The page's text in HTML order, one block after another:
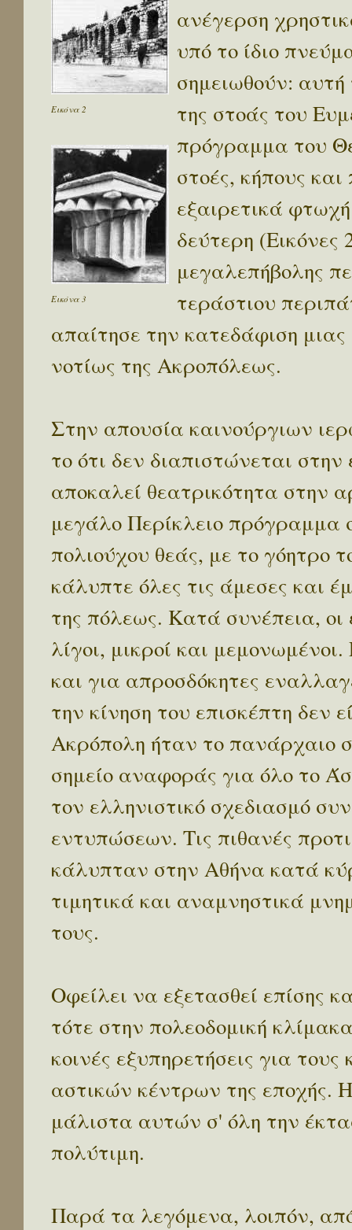
Εικόνα 2
Εικόνα 3
ανέγερση
υπό το ίδιο
σημειωθούν:
της στοάς του
πρόγραμμα του
στοές, κήπους
εξαιρετικά
δεύτερη (Εικόνες
μεγαλεπήβολης
τεράστιου
απαίτησε την κατεδάφιση
νοτίως της Ακροπόλεως.
Στην απουσία καινούργιων
το ότι δεν διαπιστώνεται
αποκαλεί θεατρικότητα στην
μεγάλο Περίκλειο πρόγραμμα
πολιούχου θεάς, με το γόητρο
κάλυπτε όλες τις άμεσες και
της πόλεως. Κατά συνέπεια, οι
λίγοι, μικροί και
και για απροσδόκητες
την κίνηση του επισκέπτη δεν
Ακρόπολη ήταν το πανάρχαιο
σημείο αναφοράς για όλο το
τον ελληνιστικό σχεδιασμό
εντυπώσεων. Τις πιθανές
κάλυπταν στην Αθήνα κατά
τιμητικά και αναμνηστικά
τους.
Οφείλει να εξετασθεί επίσης
τότε στην πολεοδομική
κοινές εξυπηρετήσεις για
αστικών κέντρων της
μάλιστα αυτών σ' όλη την
πολύτιμη.
Παρά τα λεγόμενα, λοιπόν,